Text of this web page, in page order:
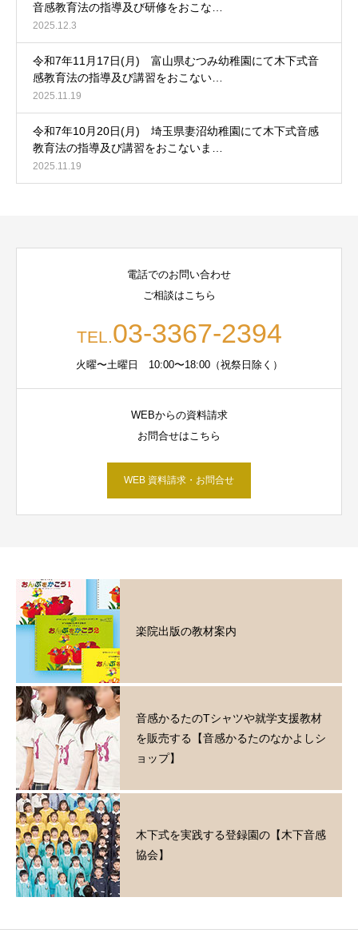
音感教育法の指導及び研修をおこな…
2025.12.3
令和7年11月17日(月) 富山県むつみ幼稚園にて木下式音
感教育法の指導及び講習をおこない…
2025.11.19
令和7年10月20日(月) 埼玉県妻沼幼稚園にて木下式音感
教育法の指導及び講習をおこないま…
2025.11.19
電話でのお問い合わせ
ご相談はこちら
TEL.03-3367-2394
火曜〜土曜日 10:00〜18:00（祝祭日除く）
WEBからの資料請求
お問合せはこちら
WEB 資料請求・お問合せ
楽院出版の教材案内
音感かるたのTシャツや就学支援教材
を販売する【音感かるたのなかよしシ
ョップ】
木下式を実践する登録園の【木下音感
協会】